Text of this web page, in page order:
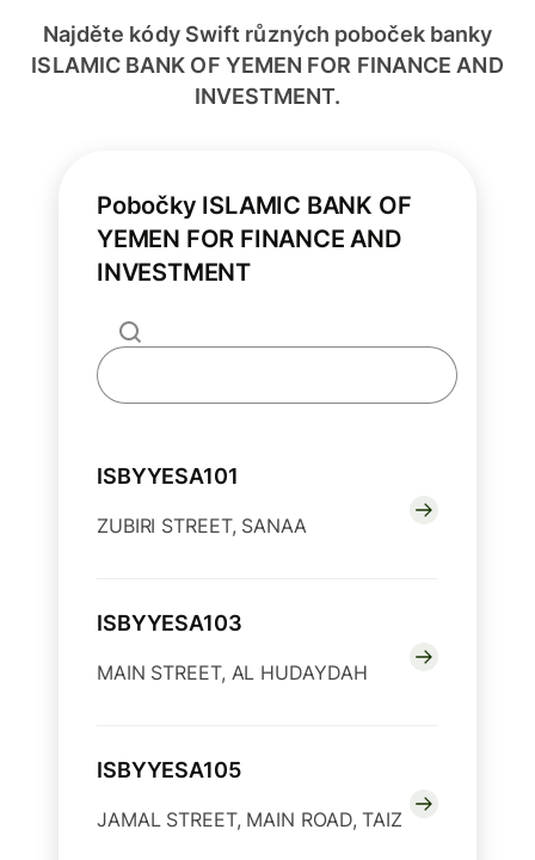
Najděte kódy Swift různých poboček banky
ISLAMIC BANK OF YEMEN FOR FINANCE AND
INVESTMENT.
Pobočky ISLAMIC BANK OF
YEMEN FOR FINANCE AND
INVESTMENT
ISBYYESA101
ZUBIRI STREET, SANAA
ISBYYESA103
MAIN STREET, AL HUDAYDAH
ISBYYESA105
JAMAL STREET, MAIN ROAD, TAIZ